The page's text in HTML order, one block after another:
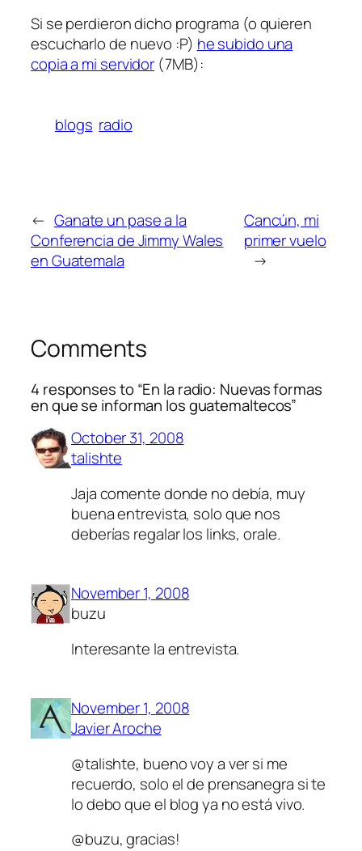
Si se perdieron dicho programa (o quieren
escucharlo de nuevo :P) he subido una
copia a mi servidor (7MB):
blogs radio
← Ganate un pase a la
Conferencia de Jimmy Wales
en Guatemala
Cancún, mi
primer vuelo
→
Comments
4 responses to “En la radio: Nuevas formas
en que se informan los guatemaltecos”
October 31, 2008
talishte
Jaja comente donde no debía, muy
buena entrevista, solo que nos
deberías regalar los links, orale.
November 1, 2008
buzu
Interesante la entrevista.
November 1, 2008
Javier Aroche
@talishte, bueno voy a ver si me
recuerdo, solo el de prensanegra si te
lo debo que el blog ya no está vivo.
@buzu, gracias!